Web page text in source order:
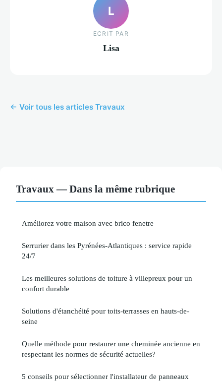
L
ECRIT PAR
Lisa
← Voir tous les articles Travaux
Travaux — Dans la même rubrique
Améliorez votre maison avec brico fenetre
Serrurier dans les Pyrénées-Atlantiques : service rapide
24/7
Les meilleures solutions de toiture à villepreux pour un
confort durable
Solutions d'étanchéité pour toits-terrasses en hauts-de-
seine
Quelle méthode pour restaurer une cheminée ancienne en
respectant les normes de sécurité actuelles?
5 conseils pour sélectionner l'installateur de panneaux